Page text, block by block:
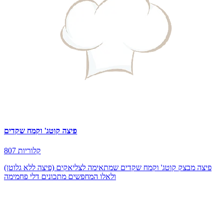
פיצה קוטג' וקמח שקדים
807 קלוריות
פיצה מבצק קוטג' וקמח שקדים שמתאימה לצליאקים (פיצה ללא גלוטן)
ולאלו המחפשים מתכונים דלי פחמימה